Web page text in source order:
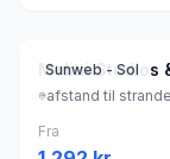
Sunweb - Sol
Melitti Studios
Fra